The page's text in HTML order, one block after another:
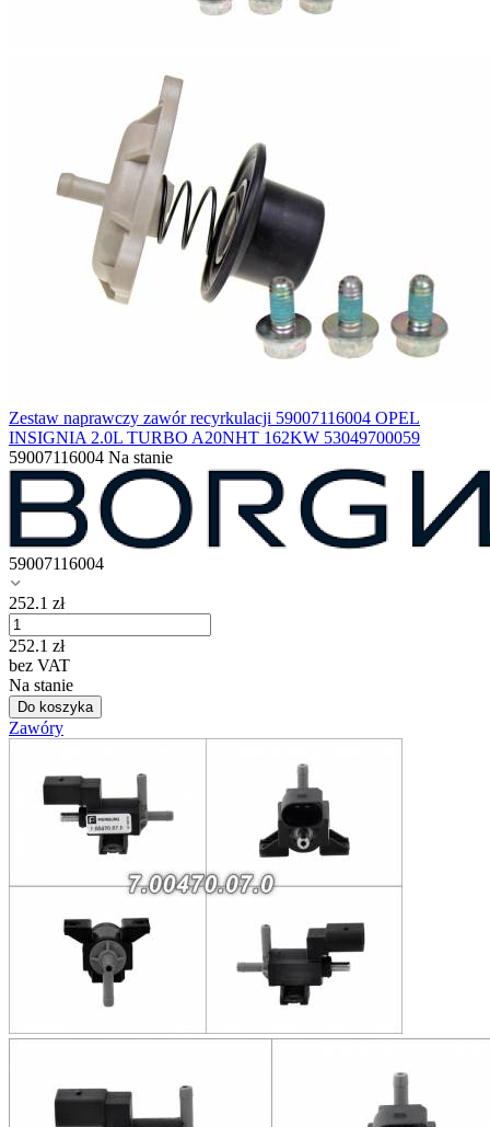
Zestaw naprawczy zawór recyrkulacji 59007116004 OPEL
INSIGNIA 2.0L TURBO A20NHT 162KW 53049700059
59007116004 Na stanie
59007116004
252.1 zł
252.1 zł
bez VAT
Na stanie
Do koszyka
Zawóry